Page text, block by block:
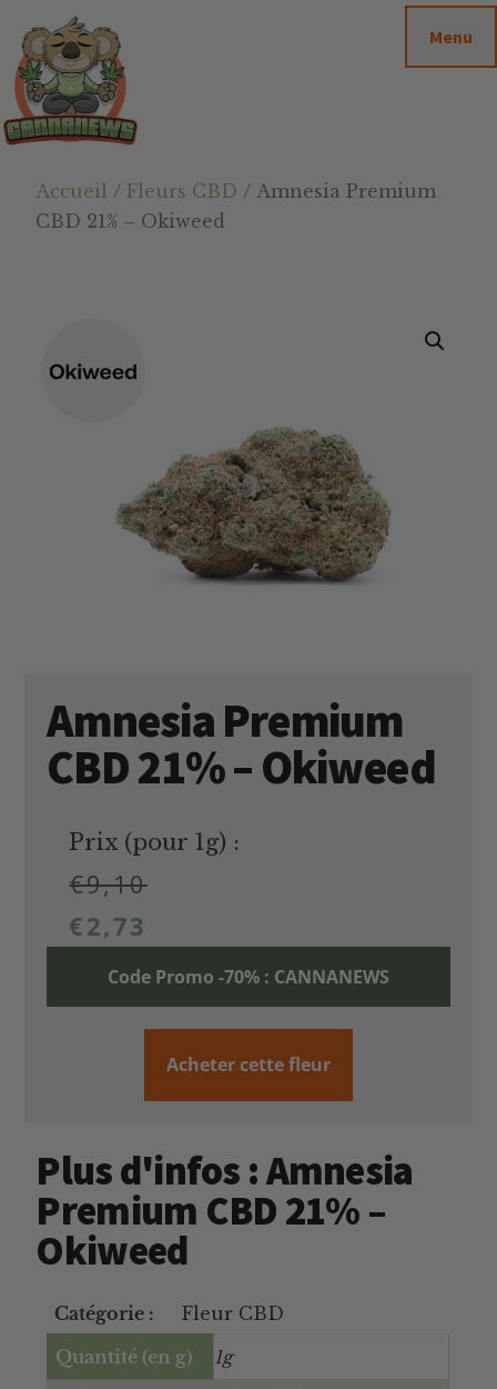
contenu
principal
barre
latérale
principale
footer
Cannanews.fr
Menu
Accueil / Fleurs CBD / Amnesia Premium
CBD 21% – Okiweed
Amnesia Premium
CBD 21% – Okiweed
Prix (pour 1g) :
€9,10
€2,73
Code Promo -70% : CANNANEWS
Acheter cette fleur
Plus d'infos : Amnesia
Premium CBD 21% –
Okiweed
Catégorie :
Fleur CBD
Quantité (en g)
1g